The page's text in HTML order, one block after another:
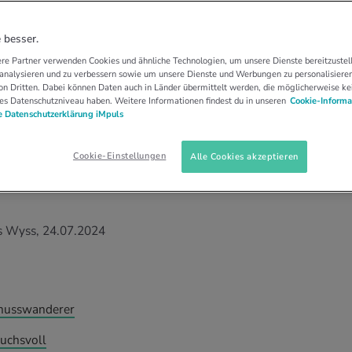
für jeden
Die Ansprüche an eine Strecke sind je
Wir sagen, wie die perfekte Wanderung für
Tipps zu Ausrüstung, Outfit und
Wyss, 24.07.2024
besser.
Partner verwenden Cookies und ähnliche Technologien, um unsere Dienste
und zu verbessern sowie um unsere Dienste und Werbungen zu
Dritten. Dabei können Daten auch in Länder übermittelt werden, die möglicherweise
Datenschutzniveau haben. Weitere Informationen findest du in unseren Cookie-
Datenschutzerklärung iMpuls
Cookie-Einstellungen Alle Cookies akzeptieren